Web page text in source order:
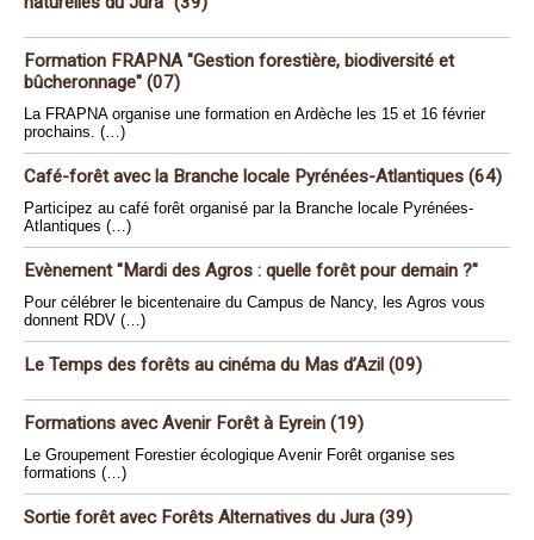
Formation FRAPNA "Gestion forestière, biodiversité et
bûcheronnage" (07)
La FRAPNA organise une formation en Ardèche les 15 et 16 février
prochains. (…)
Café-forêt avec la Branche locale Pyrénées-Atlantiques (64)
Participez au café forêt organisé par la Branche locale Pyrénées-
Atlantiques (…)
Evènement "Mardi des Agros : quelle forêt pour demain ?"
Pour célébrer le bicentenaire du Campus de Nancy, les Agros vous
donnent RDV (…)
Le Temps des forêts au cinéma du Mas d’Azil (09)
Formations avec Avenir Forêt à Eyrein (19)
Le Groupement Forestier écologique Avenir Forêt organise ses
formations (…)
Sortie forêt avec Forêts Alternatives du Jura (39)